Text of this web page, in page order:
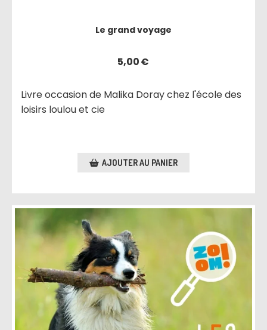
Le grand voyage
5,00€
Livre occasion de Malika Doray chez l'école des
loisirs loulou et cie
AJOUTER AU PANIER